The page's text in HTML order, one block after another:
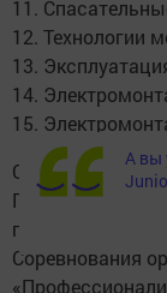
11.
12. Технологии
13.
14.
15.
Следующий
Петербурге — с
покажут
Соревнования
А вы